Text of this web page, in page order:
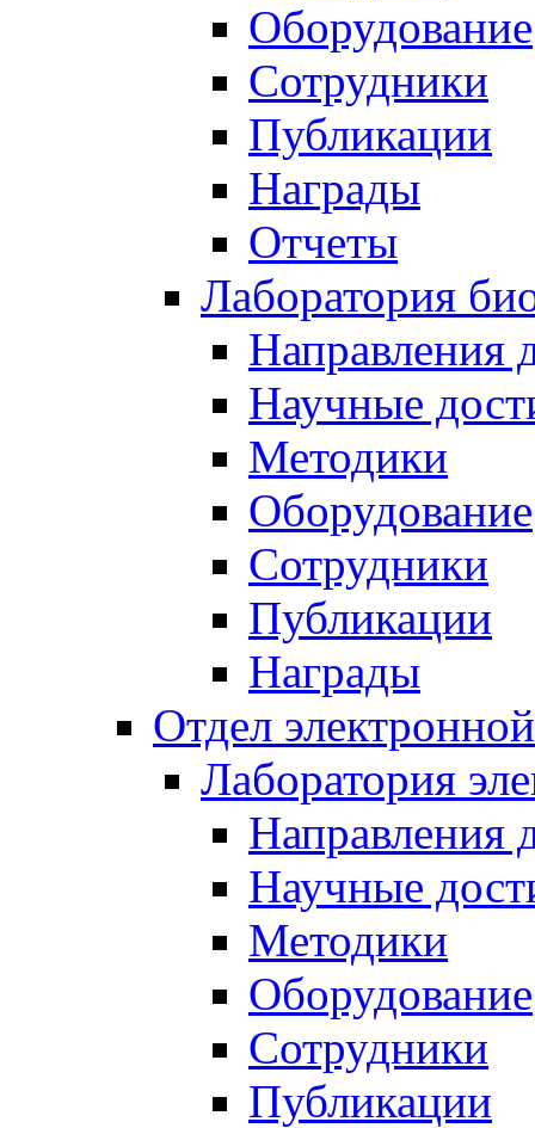
Оборудование
Сотрудники
Публикации
Награды
Отчеты
Лаборатория
Направления
Научные
Методики
Оборудование
Сотрудники
Публикации
Награды
Отдел
Лаборатория
Направления
Научные
Методики
Оборудование
Сотрудники
Публикации